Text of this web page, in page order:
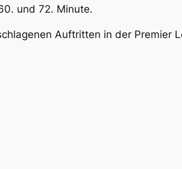
und 72. Minute.
Auftritten in der Premier